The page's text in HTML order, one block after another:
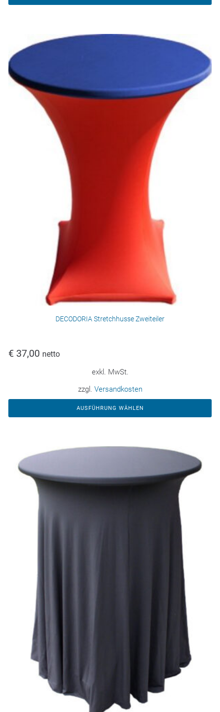
DECODORIA Stretchhusse Zweiteiler
€ 37,00 netto
exkl. MwSt.
zzgl. Versandkosten
AUSFÜHRUNG WÄHLEN